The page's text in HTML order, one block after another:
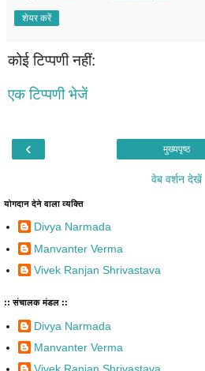
शेयर करें
कोई टिप्पणी नहीं:
एक टिप्पणी भेजें
‹ मुख्यपृष्ठ
वेब वर्शन देखें
योगदान देने वाला व्यक्ति
Divya Narmada
Manvanter Verma
Vivek Ranjan Shrivastava
:: संचालक मंडल ::
Divya Narmada
Manvanter Verma